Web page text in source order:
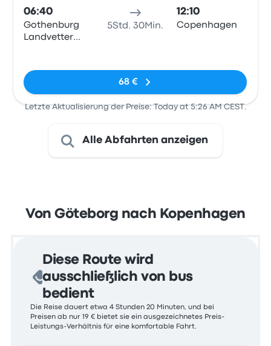
06:40
Gothenburg
Landvetter
5Std. 30Min.
12:10
Copenhagen
68 €
Letzte Aktualisierung der Preise: Today at 5:26 AM CEST.
Alle Abfahrten anzeigen
Von Göteborg nach Kopenhagen
Diese Route wird
ausschließlich von bus
bedient
Die Reise dauert etwa 4 Stunden 20 Minuten, und bei
Preisen ab nur 19 € bietet sie ein ausgezeichnetes Preis-
Leistungs-Verhältnis für eine komfortable Fahrt.